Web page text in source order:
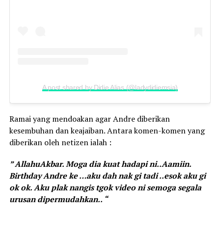
A post shared by Didie Alias (@ladydidiemsia)
Ramai yang mendoakan agar Andre diberikan
kesembuhan dan keajaiban. Antara komen-komen yang
diberikan oleh netizen ialah :
” AllahuAkbar. Moga dia kuat hadapi ni..Aamiin.
Birthday Andre ke …aku dah nak gi tadi ..esok aku gi
ok ok. Aku plak nangis tgok video ni semoga segala
urusan dipermudahkan.. “